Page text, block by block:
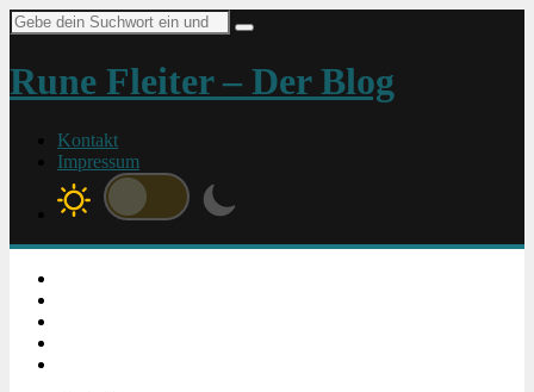
Suche
nach:
Rune Fleiter – Der Blog
Kontakt
Impressum